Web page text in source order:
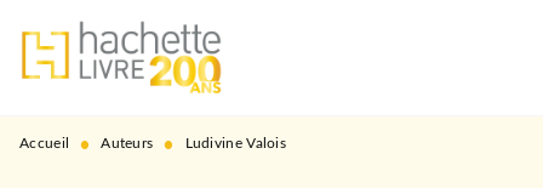
MENU RECHERCHE
PIED DE PAGE
Accueil • Auteurs • Ludivine Valois